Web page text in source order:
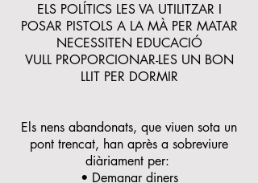
ELS POLÍTICS LES VA UTILITZAR I
POSAR PISTOLS A LA MÀ PER MATAR
NECESSITEN EDUCACIÓ
VULL PROPORCIONAR-LES UN BON
LLIT PER DORMIR
Els nens abandonats, que viuen sota un
pont trencat, han après a sobreviure
diàriament per:
• Demanar diners